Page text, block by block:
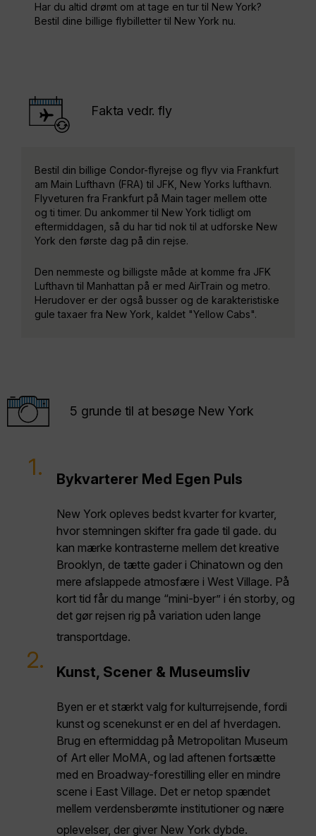
Har du altid drømt om at tage en tur til New York?
Bestil dine billige flybilletter til New York nu.
Fakta vedr. fly
Bestil din billige Condor-flyrejse og flyv via Frankfurt
am Main Lufthavn (FRA) til JFK, New Yorks lufthavn.
Flyveturen fra Frankfurt på Main tager mellem otte
og ti timer. Du ankommer til New York tidligt om
eftermiddagen, så du har tid nok til at udforske New
York den første dag på din rejse.
Den nemmeste og billigste måde at komme fra JFK
Lufthavn til Manhattan på er med AirTrain og metro.
Herudover er der også busser og de karakteristiske
gule taxaer fra New York, kaldet "Yellow Cabs".
5 grunde til at besøge New York
1. Bykvarterer Med Egen Puls
New York opleves bedst kvarter for kvarter,
hvor stemningen skifter fra gade til gade. du
kan mærke kontrasterne mellem det kreative
Brooklyn, de tætte gader i Chinatown og den
mere afslappede atmosfære i West Village. På
kort tid får du mange “mini-byer” i én storby, og
det gør rejsen rig på variation uden lange
transportdage.
2. Kunst, Scener & Museumsliv
Byen er et stærkt valg for kulturrejsende, fordi
kunst og scenekunst er en del af hverdagen.
Brug en eftermiddag på Metropolitan Museum
of Art eller MoMA, og lad aftenen fortsætte
med en Broadway-forestilling eller en mindre
scene i East Village. Det er netop spændet
mellem verdensberømte institutioner og nære
oplevelser, der giver New York dybde.